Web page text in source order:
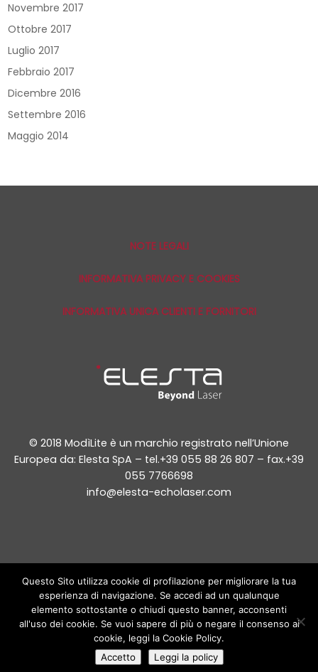
Novembre 2017
Ottobre 2017
Luglio 2017
Febbraio 2017
Dicembre 2016
Settembre 2016
Maggio 2014
NOTE LEGALI
INFORMATIVA PRIVACY E COOKIES
INFORMATIVA UNICA CLIENTI E FORNITORI
© 2018 ModìLite è un marchio registrato nell’Unione
Europea da: Elesta SpA – tel.+39 055 88 26 807 – fax.+39
055 7766698
info@elesta-echolaser.com
Le informazioni pubblicate in questo sito sono di carattere generale e
hanno un fine puramente informativo: esse in alcun modo potranno
sostituire cure terapie trattamenti prescritti da un medico o da altri
operatori sanitari abilitati a norma di legge. Eventuali nozioni sulle
procedure mediche e descrizioni di trattamenti presenti in questo sito
hanno scopo puramente illustrativo e non permettono di acquisire le
competenze necessarie per la loro applicazione. Tutte le indicazioni
presenti su www.modilite.info devono essere sempre e comunque
confrontate con il parere del vostro medico curante.
Questo Sito utilizza cookie di profilazione per migliorare la tua
esperienza di navigazione. Se accedi ad un qualunque
elemento sottostante o chiudi questo banner, acconsenti
all'uso dei cookie. Se vuoi sapere di più o negare il consenso ai
cookie, leggi la Cookie Policy.
Accetto
Leggi la policy